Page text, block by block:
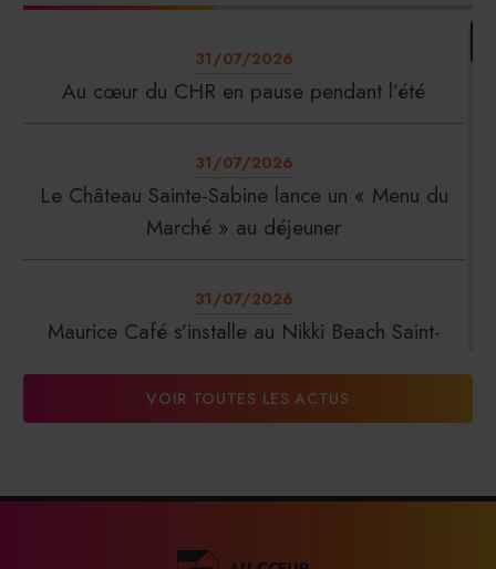
31/07/2026
Au cœur du CHR en pause pendant l’été
31/07/2026
Le Château Sainte-Sabine lance un « Menu du
Marché » au déjeuner
31/07/2026
Maurice Café s’installe au Nikki Beach Saint-
d’euros de chiffre d’affaires
VOIR TOUTES LES ACTUS